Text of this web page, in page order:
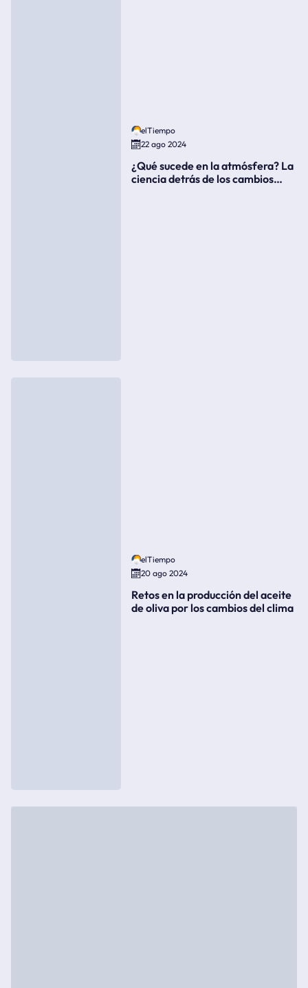
elTiempo
22 ago 2024
¿Qué sucede en la atmósfera? La
ciencia detrás de los cambios
elTiempo
20 ago 2024
Retos en la producción del aceite
de oliva por los cambios del clima